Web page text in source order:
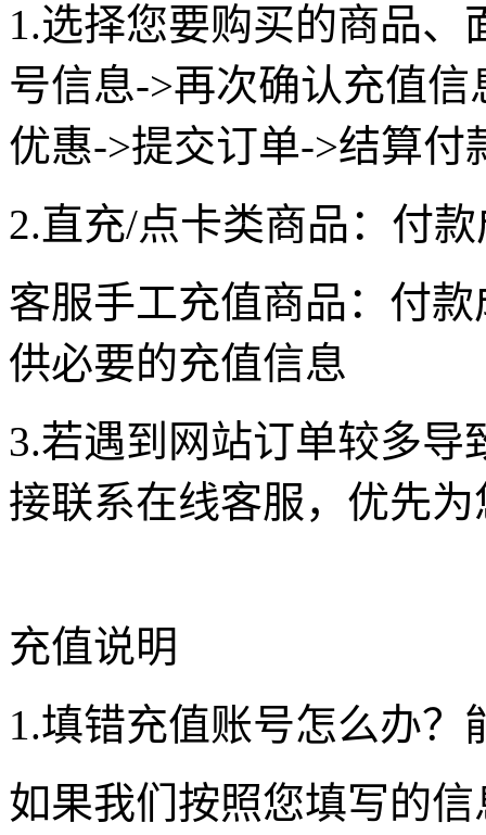
1.选择您要购买的商品
号信息->再次确认充值
优惠->提交订单->结算付
2.直充/点卡类商品：付
客服手工充值商品：付
供必要的充值信息
3.若遇到网站订单较多
接联系在线客服，优先为
充值说明
1.填错充值账号怎么办？
如果我们按照您填写的